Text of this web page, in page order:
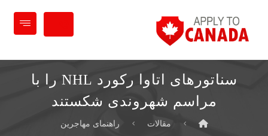
سناتورهای اتاوا رکورد NHL را با
مراسم شهروندی شکستند
مقالات راهنمای مهاجرین